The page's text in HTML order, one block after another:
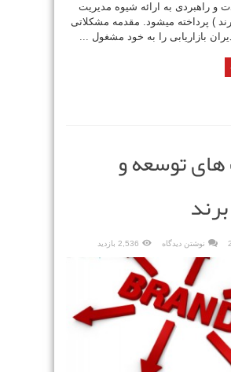
و راهبردی به ارائه شیوه مدیریت
) پرداخته‌ میشود. مقدمه مشکلاتی
بازاریابی را به خود مشغول ...
توسعه و
نوشتن دیدگاه 2,536 بازدید